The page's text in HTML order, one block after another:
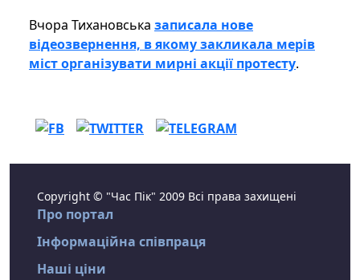
Вчора Тихановська записала нове
відеозвернення, в якому закликала мерів
міст організувати мирні акції протесту.
Copyright © "Час Пік" 2009 Всі права захищені
Про портал
Інформаційна співпраця
Наші ціни